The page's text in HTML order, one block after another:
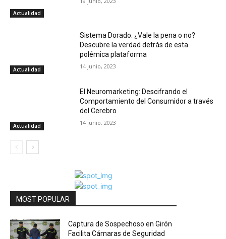
Actualidad
Actualidad
Sistema Dorado: ¿Vale la pena o no?
Descubre la verdad detrás de esta
polémica plataforma
14 junio, 2023
Actualidad
El Neuromarketing: Descifrando el
Comportamiento del Consumidor a través
del Cerebro
14 junio, 2023
MOST POPULAR
Captura de Sospechoso en Girón
Facilita Cámaras de Seguridad